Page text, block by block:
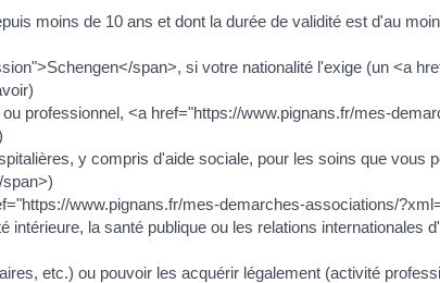
moins de 10 ans et dont la durée de validité est d'au
span>, si votre nationalité l'exige (un <a
professionnel, <a href="https://www.pignans.fr/mes-
y compris d'aide sociale, pour les soins que vous
www.pignans.fr/mes-demarches-associations/
la santé publique ou les relations internationales
etc.) ou pouvoir les acquérir légalement (activité